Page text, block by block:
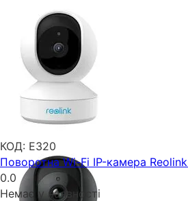
КОД: Е320
Поворотна Wi-Fi IP-камера
0.0
Немає у наявності